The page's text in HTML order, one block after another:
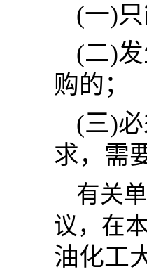
(一)
(二)
购的；
(三)
求，需
有关
议，在
油化工